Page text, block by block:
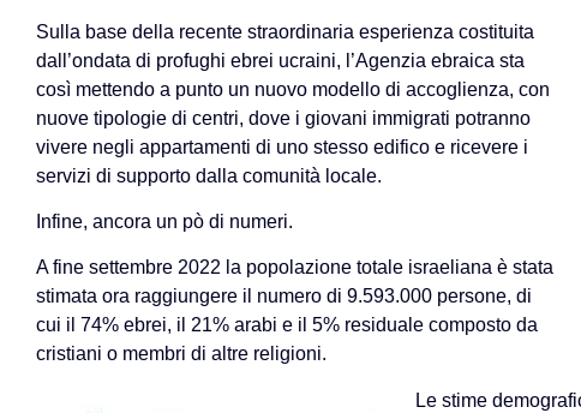
Sulla base della recente straordinaria esperienza costituita
dall’ondata di profughi ebrei ucraini, l’Agenzia ebraica sta
così mettendo a punto un nuovo modello di accoglienza, con
nuove tipologie di centri, dove i giovani immigrati potranno
vivere negli appartamenti di uno stesso edifico e ricevere i
servizi di supporto dalla comunità locale.
Infine, ancora un pò di numeri.
A fine settembre 2022 la popolazione totale israeliana è stata
stimata ora raggiungere il numero di 9.593.000 persone, di
cui il 74% ebrei, il 21% arabi e il 5% residuale composto da
cristiani o membri di altre religioni.
Le stime